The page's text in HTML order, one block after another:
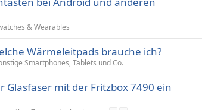
& Wearables
Wärmeleitpads brauche ich?
Smartphones, Tablets und Co.
Glasfaser mit der Fritzbox 7490 ein